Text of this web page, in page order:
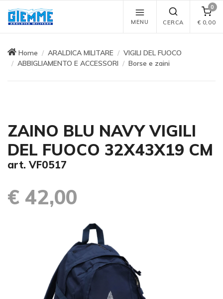
MENU CERCA
0
€ 0,00
Home ARALDICA MILITARE
VIGILI DEL FUOCO
ABBIGLIAMENTO E ACCESSORI
Borse e zaini
ZAINO BLU NAVY VIGILI
DEL FUOCO 32X43X19 CM
art. VF0517
€ 42,00